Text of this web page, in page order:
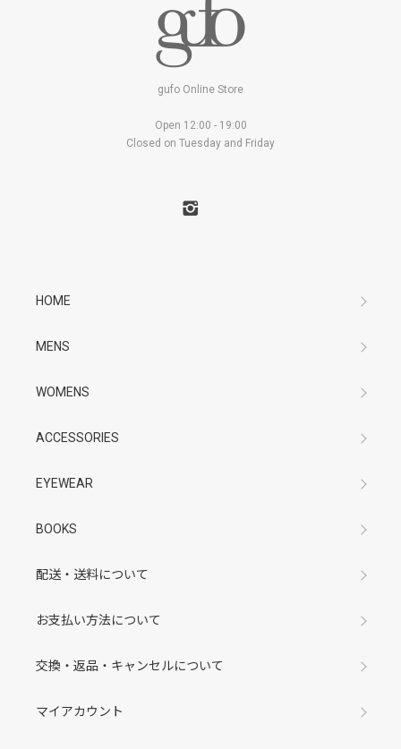
gufo Online Store
Open 12:00 - 19:00
Closed on Tuesday and Friday
HOME
MENS
WOMENS
ACCESSORIES
EYEWEAR
BOOKS
配送・送料について
お支払い方法について
交換・返品・キャンセルについて
マイアカウント